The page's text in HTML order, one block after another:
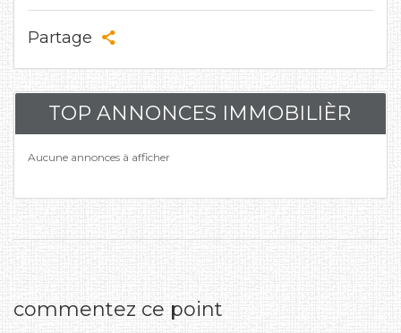
Partage
TOP ANNONCES IMMOBILIÈR
Aucune annonces à afficher
commentez ce point